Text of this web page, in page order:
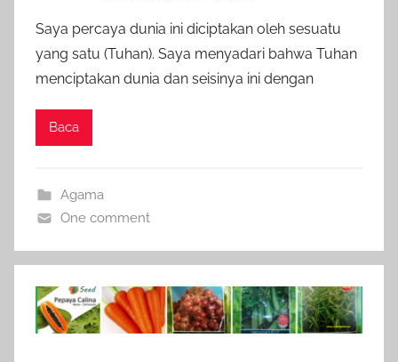
Saya percaya dunia ini diciptakan oleh sesuatu
yang satu (Tuhan). Saya menyadari bahwa Tuhan
menciptakan dunia dan seisinya ini dengan
Baca
Agama
One comment